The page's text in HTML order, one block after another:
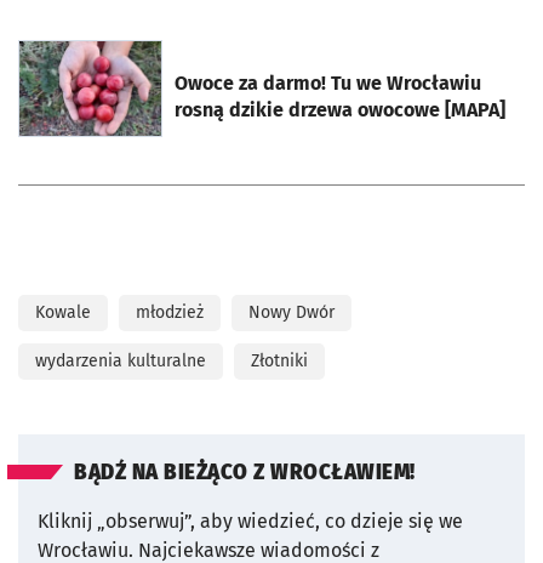
Owoce za darmo! Tu we Wrocławiu
rosną dzikie drzewa owocowe [MAPA]
otworzy się w nowej karcie
Kowale młodzież Nowy Dwór
wydarzenia kulturalne Złotniki
BĄDŹ NA BIEŻĄCO Z WROCŁAWIEM!
Kliknij „obserwuj”, aby wiedzieć, co dzieje się we
Wrocławiu. Najciekawsze wiadomości z